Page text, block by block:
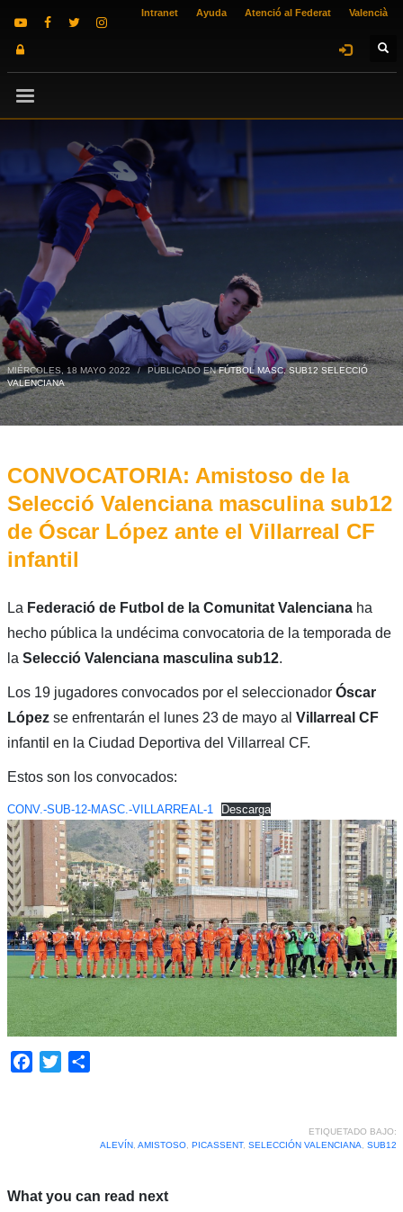
Intranet Ayuda Atenció al Federat Valencià
MIÉRCOLES, 18 MAYO 2022 / PUBLICADO ENFÚTBOL MASC. SUB12 SELECCIÓ
VALENCIANA
CONVOCATORIA: Amistoso de la
Selecció Valenciana masculina sub12
de Óscar López ante el Villarreal CF
infantil
La Federació de Futbol de la Comunitat Valenciana ha
hecho pública la undécima convocatoria de la temporada de
la Selecció Valenciana masculina sub12.
Los 19 jugadores convocados por el seleccionador Óscar
López se enfrentarán el lunes 23 de mayo al Villarreal CF
infantil en la Ciudad Deportiva del Villarreal CF.
Estos son los convocados:
CONV.-SUB-12-MASC.-VILLARREAL-1 Descarga
Facebook
Twitter
ETIQUETADO BAJO:
ALEVÍN, AMISTOSO, PICASSENT, SELECCIÓN VALENCIANA, SUB12
What you can read next